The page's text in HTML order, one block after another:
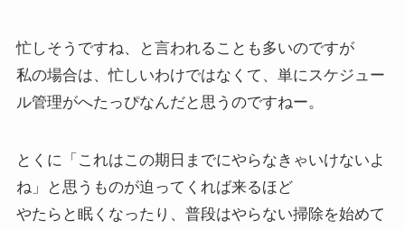
忙しそうですね、と言われることも多いのですが
私の場合は、忙しいわけではなくて、単にスケジュー
ル管理がへたっぴなんだと思うのですねー。
とくに「これはこの期日までにやらなきゃいけないよ
ね」と思うものが迫ってくれば来るほど
やたらと眠くなったり、普段はやらない掃除を始めて